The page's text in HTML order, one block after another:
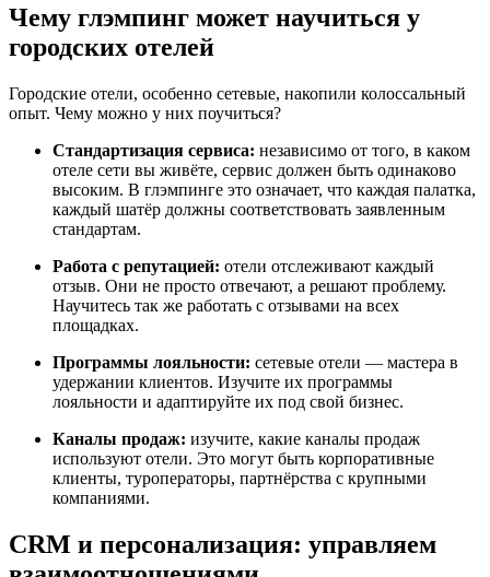
Чему глэмпинг может научиться у
городских отелей
Городские отели, особенно сетевые, накопили колоссальный
опыт. Чему можно у них поучиться?
Стандартизация сервиса: независимо от того, в каком
отеле сети вы живёте, сервис должен быть одинаково
высоким. В глэмпинге это означает, что каждая палатка,
каждый шатёр должны соответствовать заявленным
стандартам.
Работа с репутацией: отели отслеживают каждый
отзыв. Они не просто отвечают, а решают проблему.
Научитесь так же работать с отзывами на всех
площадках.
Программы лояльности: сетевые отели — мастера в
удержании клиентов. Изучите их программы
лояльности и адаптируйте их под свой бизнес.
Каналы продаж: изучите, какие каналы продаж
используют отели. Это могут быть корпоративные
клиенты, туроператоры, партнёрства с крупными
компаниями.
CRM и персонализация: управляем